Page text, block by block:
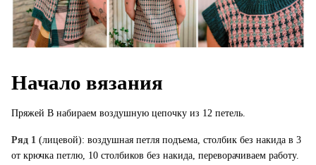
Начало вязания
Пряжей В набираем воздушную цепочку из 12 петель.
Ряд 1 (лицевой): воздушная петля подъема, столбик без накида в 3
от крючка петлю, 10 столбиков без накида, переворачиваем работу.